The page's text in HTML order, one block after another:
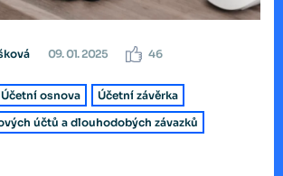
09. 01. 2025 46
Účetní osnova
Účetní závěrka
účtů a dlouhodobých závazků